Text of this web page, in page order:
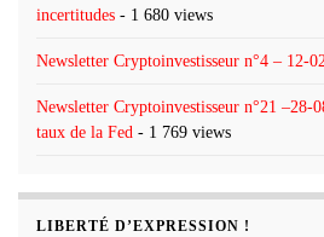
incertitudes - 1 680 views
Newsletter Cryptoinvestisseur n°4 – 12-
Newsletter Cryptoinvestisseur n°21 –28-
taux de la Fed - 1 769 views
LIBERTÉ D’EXPRESSION !